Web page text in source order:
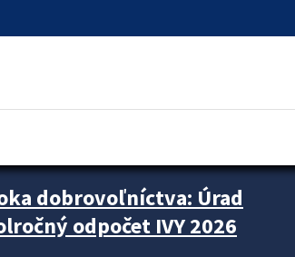
krok za krokom
systému DPH a digitalizácie fakturačných